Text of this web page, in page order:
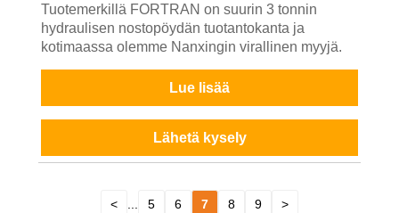
Tuotemerkillä FORTRAN on suurin 3 tonnin
hydraulisen nostopöydän tuotantokanta ja
kotimaassa olemme Nanxingin virallinen myyjä.
Lue lisää
Lähetä kysely
< ... 5 6 7 8 9 >